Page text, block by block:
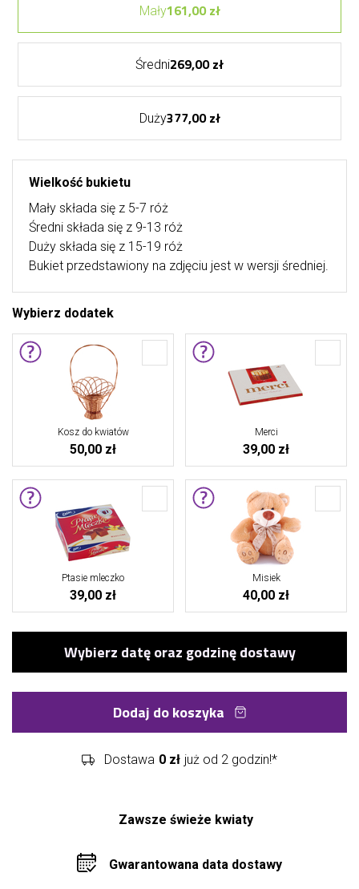
Mały161,00 zł
Średni269,00 zł
Duży377,00 zł
Wielkość bukietu
Mały składa się z 5-7 róż
Średni składa się z 9-13 róż
Duży składa się z 15-19 róż
Bukiet przedstawiony na zdjęciu jest w wersji średniej.
Wybierz dodatek
Kosz do kwiatów
50,00 zł
Merci
39,00 zł
Ptasie mleczko
39,00 zł
Misiek
40,00 zł
Dodaj do koszyka
Dostawa 0 zł już od 2 godzin!*
Zawsze świeże kwiaty
Gwarantowana data dostawy